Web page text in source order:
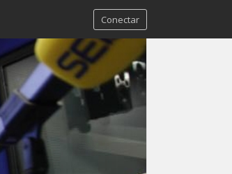
Conectar